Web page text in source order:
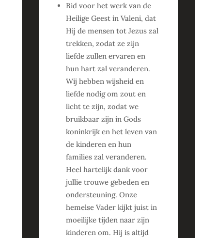
Bid voor het werk van de
Heilige Geest in Valeni, dat
Hij de mensen tot Jezus zal
trekken, zodat ze zijn
liefde zullen ervaren en
hun hart zal veranderen.
Wij hebben wijsheid en
liefde nodig om zout en
licht te zijn, zodat we
bruikbaar zijn in Gods
koninkrijk en het leven van
de kinderen en hun
families zal veranderen.
Heel hartelijk dank voor
jullie trouwe gebeden en
ondersteuning. Onze
hemelse Vader kijkt juist in
moeilijke tijden naar zijn
kinderen om. Hij is altijd